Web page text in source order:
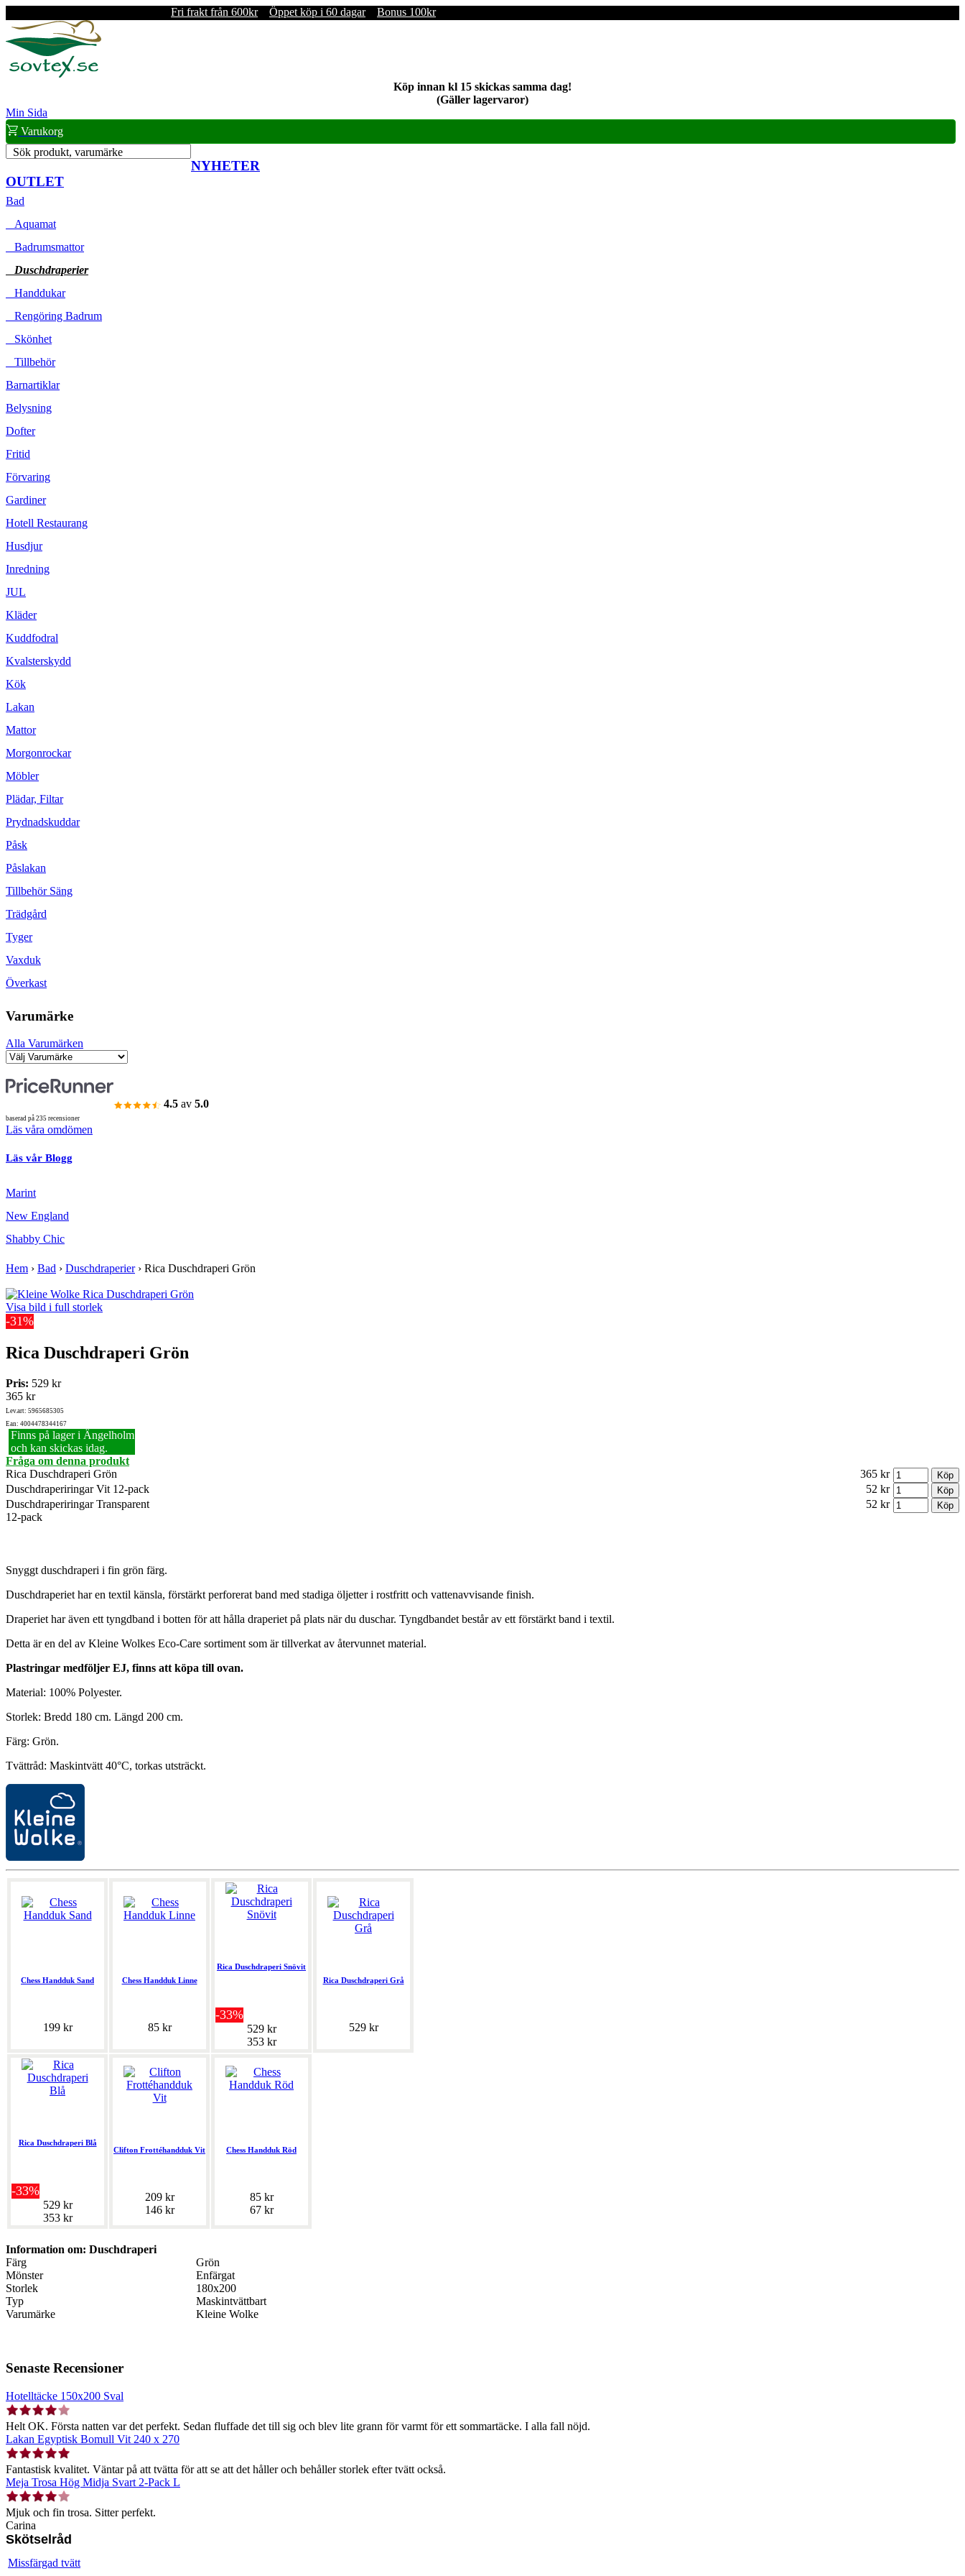
Fri frakt från 600kr Öppet köp i 60 dagar Bonus 100kr
Köp innan kl 15 skickas samma dag!
(Gäller lagervaror)
Min Sida
Varukorg
Sök produkt, varumärke
NYHETER
OUTLET
Bad
Aquamat
Badrumsmattor
Duschdraperier
Handdukar
Rengöring Badrum
Skönhet
Tillbehör
Barnartiklar
Belysning
Dofter
Fritid
Förvaring
Gardiner
Hotell Restaurang
Husdjur
Inredning
JUL
Kläder
Kuddfodral
Kvalsterskydd
Kök
Lakan
Mattor
Morgonrockar
Möbler
Plädar, Filtar
Prydnadskuddar
Påsk
Påslakan
Tillbehör Säng
Trädgård
Tyger
Vaxduk
Överkast
Varumärke
Alla Varumärken
4.5 av 5.0
baserad på 235 recensioner
Läs våra omdömen
Läs vår Blogg
Marint
New England
Shabby Chic
Hem › Bad › Duschdraperier› Rica Duschdraperi Grön
Visa bild i full storlek
-31%
Rica Duschdraperi Grön
Pris: 529 kr
365 kr
Lev.art: 5965685305
Ean: 4004478344167
Finns på lager i Ängelholm
och kan skickas idag.
Fråga om denna produkt
Rica Duschdraperi Grön
365 kr
Duschdraperiringar Vit 12-pack
52 kr
Duschdraperiringar Transparent
12-pack
52 kr
Snyggt duschdraperi i fin grön färg.
Duschdraperiet har en textil känsla, förstärkt perforerat band med stadiga öljetter i rostfritt och vattenavvisande finish.
Draperiet har även ett tyngdband i botten för att hålla draperiet på plats när du duschar. Tyngdbandet består av ett förstärkt band i textil.
Detta är en del av Kleine Wolkes Eco-Care sortiment som är tillverkat av återvunnet material.
Plastringar medföljer EJ, finns att köpa till ovan.
Material: 100% Polyester.
Storlek: Bredd 180 cm. Längd 200 cm.
Färg: Grön.
Tvättråd: Maskintvätt 40°C, torkas utsträckt.
Chess Handduk Sand
199 kr
Chess Handduk Linne
85 kr
Rica Duschdraperi Snövit
-33%
529 kr
353 kr
Rica Duschdraperi Grå
529 kr
Rica Duschdraperi Blå
-33%
529 kr
353 kr
Clifton Frottéhandduk Vit
209 kr
146 kr
Chess Handduk Röd
85 kr
67 kr
Information om: Duschdraperi
Färg
Grön
Mönster
Enfärgat
Storlek
180x200
Typ
Maskintvättbart
Varumärke
Kleine Wolke
Senaste Recensioner
Hotelltäcke 150x200 Sval
Helt OK. Första natten var det perfekt. Sedan fluffade det till sig och blev lite grann för varmt för ett sommartäcke. I alla fall nöjd.
Lakan Egyptisk Bomull Vit 240 x 270
Fantastisk kvalitet. Väntar på att tvätta för att se att det håller och behåller storlek efter tvätt också.
Meja Trosa Hög Midja Svart 2-Pack L
Mjuk och fin trosa. Sitter perfekt.
Carina
Skötselråd
Missfärgad tvätt